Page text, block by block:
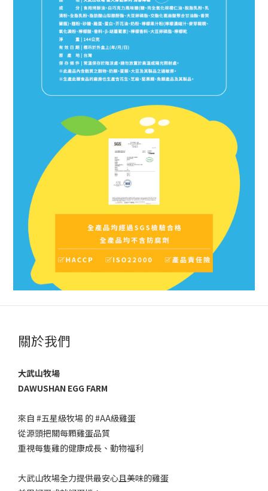
關於我們
大武山牧場
DAWUSHAN EGG FARM
來自 #五星級牧場 的 #AA級雞蛋 ​
從源頭把關每顆雞蛋品質​
重視每隻雞的健康成長、動物福利​
大武山牧場全力提供最安心且美味的雞蛋